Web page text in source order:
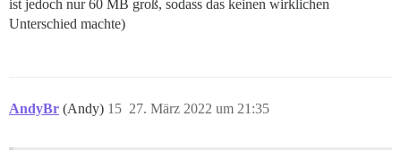
ist jedoch nur 60 MB groß, sodass das keinen wirklichen
Unterschied machte)
AndyBr (Andy) 27. März 2022 um 21:35
15